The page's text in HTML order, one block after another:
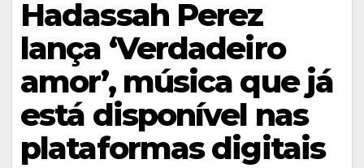
Hadassah Perez
lança ‘Verdadeiro
amor’, música que já
está disponível nas
plataformas digitais